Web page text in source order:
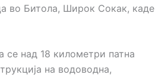
во Битола, Широк Сокак, каде
се над 18 километри патна
на водоводна,